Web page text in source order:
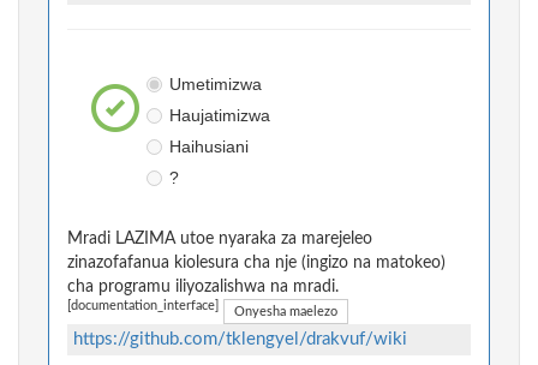
Umetimizwa
Haujatimizwa
Haihusiani
?
Mradi LAZIMA utoe nyaraka za marejeleo
zinazofafanua kiolesura cha nje (ingizo na matokeo)
cha programu iliyozalishwa na mradi.
[documentation_interface] Onyesha maelezo
https://github.com/tklengyel/drakvuf/wiki